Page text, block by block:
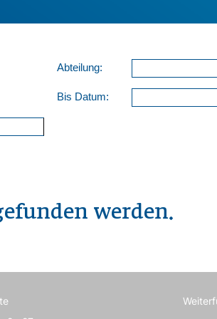
Abteilung:
Bis Datum:
werden.